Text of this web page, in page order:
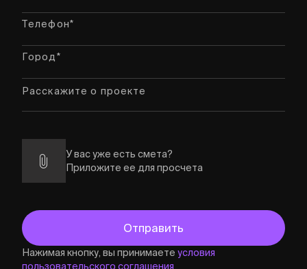
У вас уже есть смета?
Приложите ее для просчета
Нажимая кнопку, вы принимаете условия
пользовательского соглашения